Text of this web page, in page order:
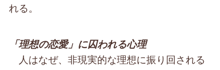
れる。
「理想の恋愛」に囚われる心理
人はなぜ、非現実的な理想に振り回される